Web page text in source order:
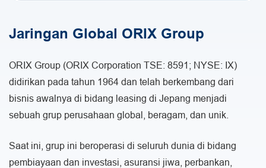
Jaringan Global ORIX Group
ORIX Group (ORIX Corporation TSE: 8591; NYSE: IX)
didirikan pada tahun 1964 dan telah berkembang dari
bisnis awalnya di bidang leasing di Jepang menjadi
sebuah grup perusahaan global, beragam, dan unik.
Saat ini, grup ini beroperasi di seluruh dunia di bidang
pembiayaan dan investasi, asuransi jiwa, perbankan,